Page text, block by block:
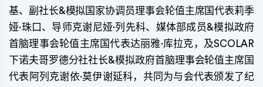
基、副社长&模拟国家协调员理事会轮值主席国代表莉季
娅·珠口、导师克谢尼娅·列先科、媒体部成员&模拟政府
首脑理事会轮值主席国代表达丽雅·库拉克，及SCOLAR
下诺夫哥罗德分社社长&模拟政府首脑理事会轮值主席国
代表阿列克谢依·莫伊谢延科，共同为与会代表颁发了纪